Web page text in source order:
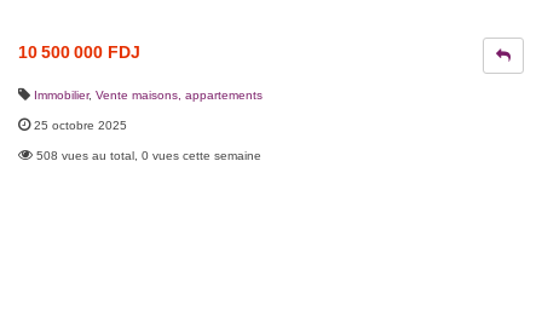
10 500 000 FDJ
Immobilier, Vente maisons, appartements
25 octobre 2025
508 vues au total, 0 vues cette semaine